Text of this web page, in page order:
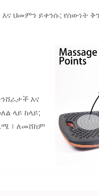
ህመምን ይቀንሱ; የሰውነት
እና
ላይ ከላይ;
፣ ለመሸከም